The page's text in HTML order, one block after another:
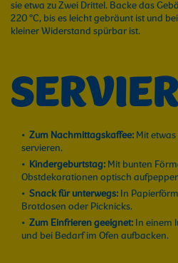
sie etwa zu Zwei Drittel. Backe das
220 °C, bis es leicht gebräunt ist und
kleiner Widerstand spürbar ist.
Zum Nachmittagskaffee: Mit
servieren.
Kindergeburtstag: Mit bunten
Obstdekorationen optisch
Snack für unterwegs: In
Brotdosen oder Picknicks.
Zum Einfrieren geeignet: In einem
und bei Bedarf im Ofen aufbacken.